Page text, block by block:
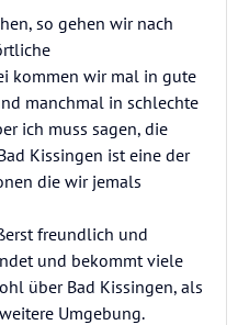
so gehen wir nach
kommen wir mal in gute
manchmal in schlechte
ich muss sagen, die
Kissingen ist eine der
die wir jemals
freundlich und
und bekommt viele
über Bad Kissingen, als
Umgebung.